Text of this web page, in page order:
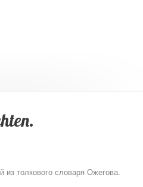
из толкового словаря Ожегова.